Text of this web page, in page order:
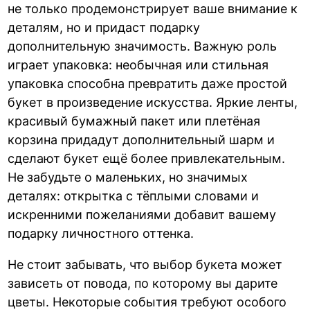
не только продемонстрирует ваше внимание к
деталям, но и придаст подарку
дополнительную значимость. Важную роль
играет упаковка: необычная или стильная
упаковка способна превратить даже простой
букет в произведение искусства. Яркие ленты,
красивый бумажный пакет или плетёная
корзина придадут дополнительный шарм и
сделают букет ещё более привлекательным.
Не забудьте о маленьких, но значимых
деталях: открытка с тёплыми словами и
искренними пожеланиями добавит вашему
подарку личностного оттенка.
Не стоит забывать, что выбор букета может
зависеть от повода, по которому вы дарите
цветы. Некоторые события требуют особого